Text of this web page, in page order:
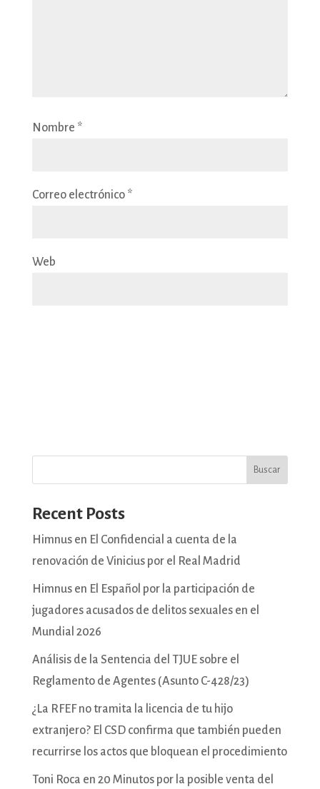
Nombre *
Correo electrónico *
Web
Buscar
Recent Posts
Himnus en El Confidencial a cuenta de la
renovación de Vinicius por el Real Madrid
Himnus en El Español por la participación de
jugadores acusados de delitos sexuales en el
Mundial 2026
Análisis de la Sentencia del TJUE sobre el
Reglamento de Agentes (Asunto C-428/23)
¿La RFEF no tramita la licencia de tu hijo
extranjero? El CSD confirma que también pueden
recurrirse los actos que bloquean el procedimiento
Toni Roca en 20 Minutos por la posible venta del